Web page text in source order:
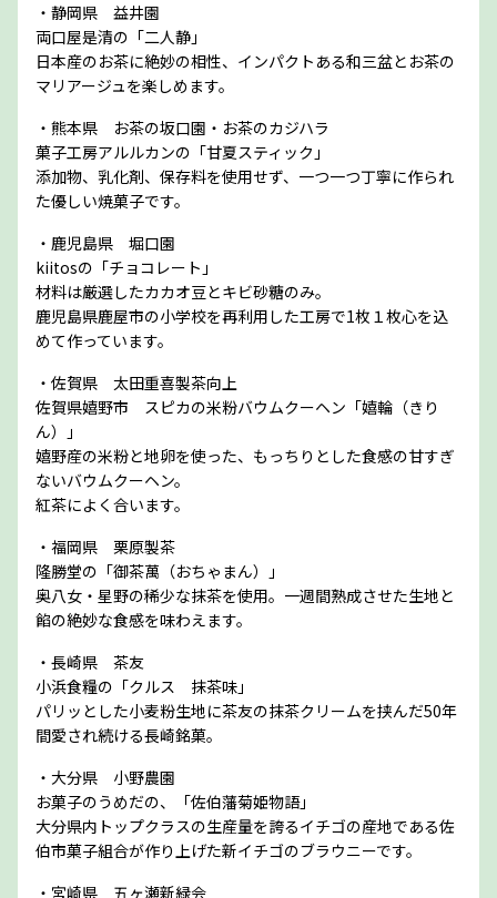
・静岡県 益井園
両口屋是清の「二人静」
日本産のお茶に絶妙の相性、インパクトある和三盆とお茶の
マリアージュを楽しめます。
・熊本県 お茶の坂口園・お茶のカジハラ
菓子工房アルルカンの「甘夏スティック」
添加物、乳化剤、保存料を使用せず、一つ一つ丁寧に作られ
た優しい焼菓子です。
・鹿児島県 堀口園
kiitosの「チョコレート」
材料は厳選したカカオ豆とキビ砂糖のみ。
鹿児島県鹿屋市の小学校を再利用した工房で1枚１枚心を込
めて作っています。
・佐賀県 太田重喜製茶向上
佐賀県嬉野市 スピカの米粉バウムクーヘン「嬉輪（きり
ん）」
嬉野産の米粉と地卵を使った、もっちりとした食感の甘すぎ
ないバウムクーヘン。
紅茶によく合います。
・福岡県 栗原製茶
隆勝堂の「御茶萬（おちゃまん）」
奥八女・星野の稀少な抹茶を使用。一週間熟成させた生地と
餡の絶妙な食感を味わえます。
・長崎県 茶友
小浜食糧の「クルス 抹茶味」
パリッとした小麦粉生地に茶友の抹茶クリームを挟んだ50年
間愛され続ける長崎銘菓。
・大分県 小野農園
お菓子のうめだの、「佐伯藩菊姫物語」
大分県内トップクラスの生産量を誇るイチゴの産地である佐
伯市菓子組合が作り上げた新イチゴのブラウニーです。
・宮崎県 五ヶ瀬新緑会